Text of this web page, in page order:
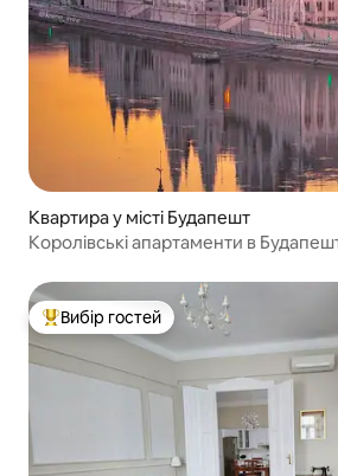
Квартира у місті Будапешт
Королівські апартаменти в
Топ вибір гостей
Вибір гостей